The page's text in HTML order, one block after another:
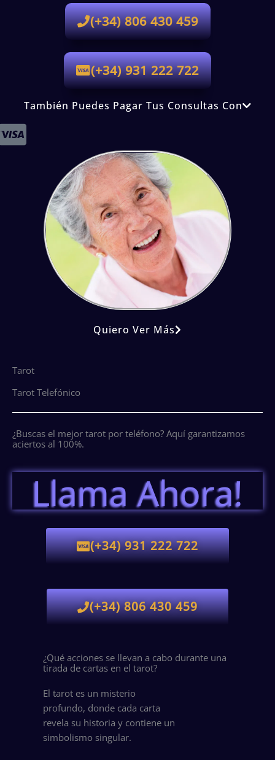
(+34) 806 430 459
(+34) 931 222 722
También Puedes Pagar Tus Consultas Con
Quiero Ver Más
Tarot
Tarot Telefónico
¿Buscas el mejor tarot por teléfono? Aquí garantizamos
aciertos al 100%.
Llama Ahora!
(+34) 931 222 722
(+34) 806 430 459
¿Qué acciones se llevan a cabo durante una
tirada de cartas en el tarot?
El tarot es un misterio
profundo, donde cada carta
revela su historia y contiene un
simbolismo singular.